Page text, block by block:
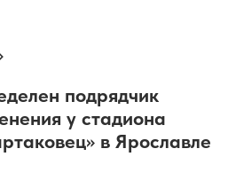
подрядчик
у стадиона
в Ярославле